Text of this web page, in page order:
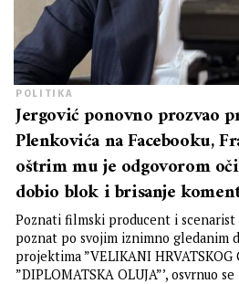
POLITIKA
Jergović ponovno prozvao
Plenkovića na Facebooku,
oštrim mu je odgovorom
dobio blok i brisanje
Poznati filmski producent i scenarist
poznat po svojim iznimno gledanim
projektima ”VELIKANI HRVATSKOG
”DIPLOMATSKA OLUJA”’, osvrnuo se